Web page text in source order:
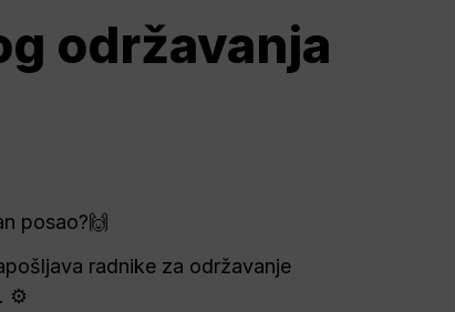
održavanja
posao?🙌
radnike za održavanje
⚙️